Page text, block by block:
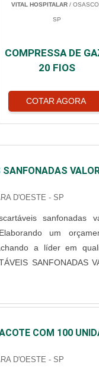
VITAL HOSPITALAR /
SP
COMPRESSA DE
20 FIOS
COTAR AGORA
D'OESTE - SP
sanfonadas
um
a líder em
SANFONADAS
valor em uma
Com grande
...
COM 100
D'OESTE - SP